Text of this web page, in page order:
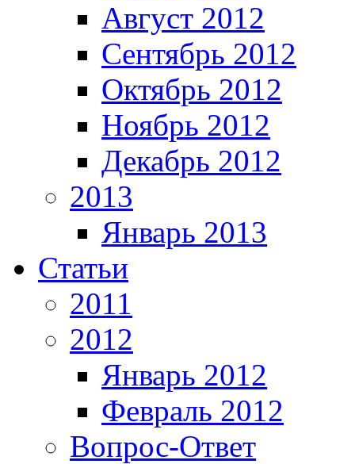
Август 2012
Сентябрь 2012
Октябрь 2012
Ноябрь 2012
Декабрь 2012
2013
Январь 2013
Статьи
2011
2012
Январь 2012
Февраль 2012
Вопрос-Ответ